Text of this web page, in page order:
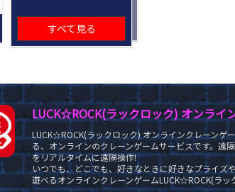
すべて見る
LUCK☆ROCK(ラックロック) オンライ
LUCK☆ROCK(ラックロック) オンラインクレーンゲ
る、オンラインのクレーンゲームサービスです。遠
をリアルタイムに遠隔操作!
いつでも、どこでも、好きなときに好きなプライズ
遊べるオンラインクレーンゲームLUCK☆ROCK(ラッ